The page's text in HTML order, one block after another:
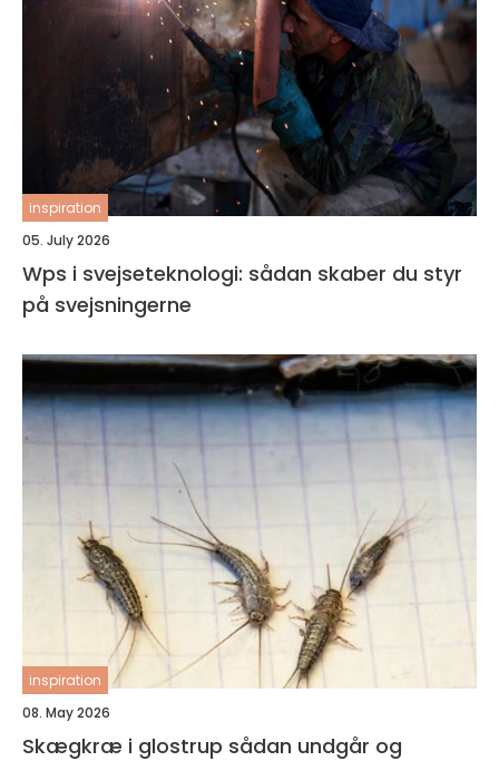
inspiration
05. July 2026
Wps i svejseteknologi: sådan skaber du styr
på svejsningerne
inspiration
08. May 2026
Skægkræ i glostrup sådan undgår og